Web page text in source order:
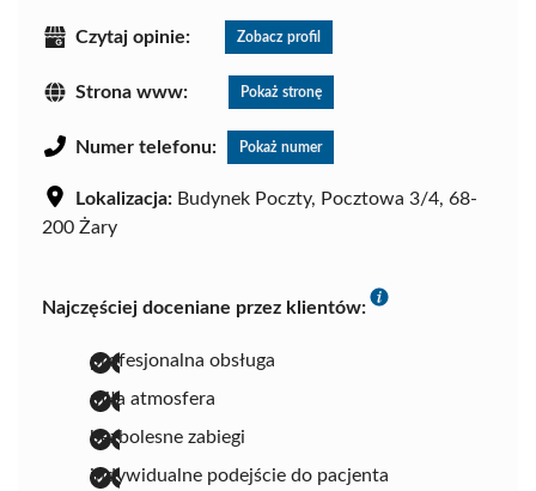
Czytaj opinie: Zobacz profil
Strona www: Pokaż stronę
Numer telefonu: Pokaż numer
Lokalizacja: Budynek Poczty, Pocztowa 3/4, 68-
200 Żary
Najczęściej doceniane przez klientów:
profesjonalna obsługa
miła atmosfera
bezbolesne zabiegi
indywidualne podejście do pacjenta